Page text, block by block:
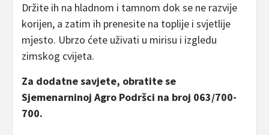
Držite ih na hladnom i tamnom dok se ne razvije
korijen, a zatim ih prenesite na toplije i svjetlije
mjesto. Ubrzo ćete uživati u mirisu i izgledu
zimskog cvijeta.
Za dodatne savjete, obratite se
Sjemenarninoj Agro Podršci na broj 063/700-
700.